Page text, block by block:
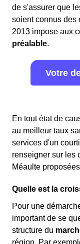
de s'assurer que
soient connus des
2013 impose aux
préalable.
Votre
En tout état de
au meilleur taux
services d'un
renseigner sur les
Méaulte
Quelle est la
Pour une
important de se
structure du
région. Par